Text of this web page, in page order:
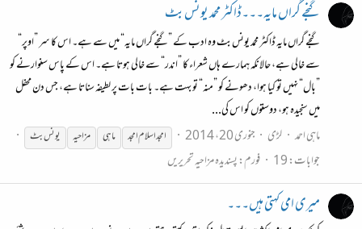
گنجے گراں مایہ۔۔۔ڈاکٹر محمد یونس بٹ
گنجے گراں مایہ ڈاکٹر محمد یونس بٹ وہ ادب کے ”گنجے گراں مایہ“ میں سے ہے۔ اس کا سر ”اوپر“
سے خالی ہے، حالانکہ ہمارے ہاں شعراء کا ”اندر“ سے خالی ہوتا ہے۔ اس کے پاس سنوارنے کو
”بال“ نہیں تو کیا ہوا، دھونے کو ”منہ“ تو بہت ہے۔ بات بات پر لطیفہ سناتا ہے، جس دن محفل
میں سنجیدہ ہو، دوستوں کو اس کی...
ماہی احمد لڑی جنوری 20، 2014 امجد اسلام امجد ماہی مزاحیہ یونس بٹ
جوابات: 19 فورم:پسندیدہ مزاحیہ تحریریں
میری امی کہتی ہیں۔۔۔